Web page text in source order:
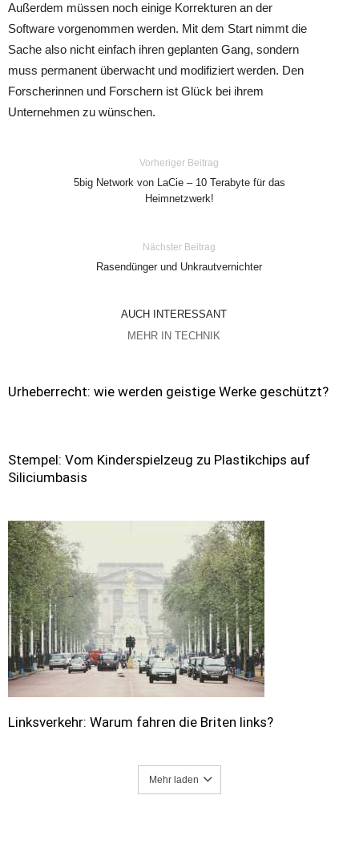
Außerdem müssen noch einige Korrekturen an der
Software vorgenommen werden. Mit dem Start nimmt die
Sache also nicht einfach ihren geplanten Gang, sondern
muss permanent überwacht und modifiziert werden. Den
Forscherinnen und Forschern ist Glück bei ihrem
Unternehmen zu wünschen.
Vorheriger Beitrag
5big Network von LaCie – 10 Terabyte für das
Heimnetzwerk!
Nächster Beitrag
Rasendünger und Unkrautvernichter
AUCH INTERESSANT
MEHR IN TECHNIK
Urheberrecht: wie werden geistige Werke geschützt?
Stempel: Vom Kinderspielzeug zu Plastikchips auf
Siliciumbasis
Linksverkehr: Warum fahren die Briten links?
Mehr laden